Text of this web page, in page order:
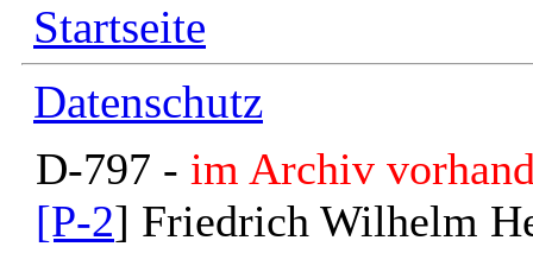
Startseite
Datenschutz
D-797 - im Archiv
[P-2] Friedrich Wilhelm